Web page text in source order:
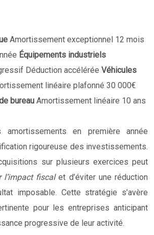
Amortissement exceptionnel 12 mois
Équipements industriels
Déduction accélérée Véhicules
linéaire plafonné 30 000€
bureau Amortissement linéaire 10 ans
amortissements en première année
rigoureuse des investissements.
sur plusieurs exercices peut
l’impact fiscalet d’éviter une réduction
imposable. Cette stratégie s’avère
pour les entreprises anticipant
progressive de leur activité.